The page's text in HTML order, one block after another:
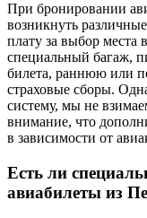
При бронировании
возникнуть
плату за выбор места
специальный багаж,
билета, раннюю или
страховые сборы.
систему, мы не
внимание, что
в зависимости от
Есть ли
авиабилеты из